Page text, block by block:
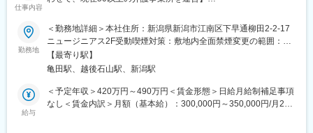
・当社は日本1の施設数（270施設以上）を誇り、毎年2000名規模
で成長を遂げている企業になります。そのため、企業としての将
来性はもちろんのこと、今後も事業拡大を計画しております。そ
のため、実力次第ではどんどん空いたポストにステップアップし
・子育てママも多数ご活躍いただいており、ワークライフバラン
スを重視しながら就業いただけます。
仕事内容
後は管理者候補として新潟エリアの既存施設管理者に付き、管理
者業務のレクチャーを受けていただきます。
■業務内容：
職員管理、収益管理、事務作業
・入居相談、案内、入居者状況把握と管理
・介護ケアのサポート業務
勤務地
＜勤務地詳細＞本社住所：新潟県新潟市江南区下早通柳田2-2-17
ニュージニアス2F受動喫煙対策：敷地内全面禁煙変更の範囲：会
社の定める事業所
【最寄り駅】
亀田駅、越後石山駅、新潟駅
給与
＜予定年収＞420万円～490万円＜賃金形態＞日給月給制補足事項
なし＜賃金内訳＞月額（基本給）：300,000円～350,000円/月20